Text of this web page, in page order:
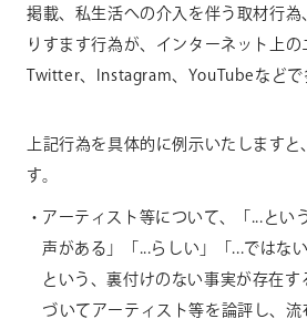
Amuse Solution アミューズ
ENGLISH
掲載、私生活への介入を伴う取材行為
りすます行為が、インターネット上の
Twitter、Instagram、YouTubeなどで
上記行為を具体的に例示いたします
す。
アーティスト等について、「...とい
声がある」「...らしい」「...ではな
という、裏付けのない事実が存在
づいてアーティスト等を論評し、流